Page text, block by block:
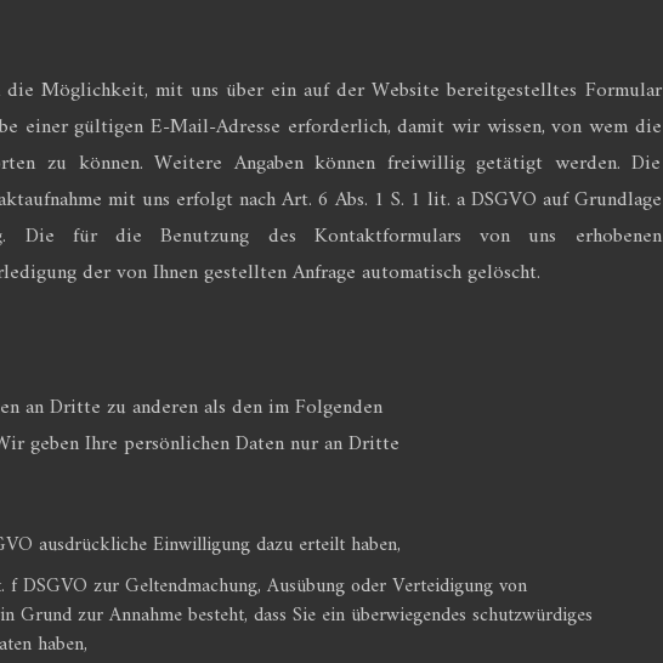
Möglichkeit, mit uns über ein auf der Website bereitgestelltes Formular
einer gültigen E-Mail-Adresse erforderlich, damit wir wissen, von wem die
zu können. Weitere Angaben können freiwillig getätigt werden. Die
mit uns erfolgt nach Art. 6 Abs. 1 S. 1 lit. a DSGVO auf Grundlage
für die Benutzung des Kontaktformulars von uns erhobenen
der von Ihnen gestellten Anfrage automatisch gelöscht.
an Dritte zu anderen als den im Folgenden
geben Ihre persönlichen Daten nur an Dritte
ausdrückliche Einwilligung dazu erteilt haben,
DSGVO zur Geltendmachung, Ausübung oder Verteidigung von
zur Annahme besteht, dass Sie ein überwiegendes schutzwürdiges
haben,